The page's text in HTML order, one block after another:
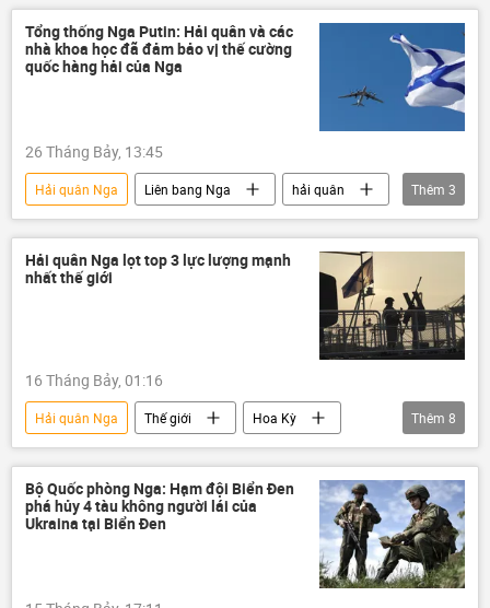
hải quân
St. Petersburg
Vladimir Putin
Tổng thống Nga Putin: Hải quân và các
nhà khoa học đã đảm bảo vị thế cường
quốc hàng hải của Nga
26 Tháng Bảy, 13:45
Hải quân Nga Liên bang Nga
hải quân
Thế giới
lực lượng vũ trang Nga
bảo vệ
Thêm 3
Hải quân Nga lọt top 3 lực lượng mạnh
nhất thế giới
16 Tháng Bảy, 01:16
Hải quân Nga Thế giới
Hoa Kỳ
Trung Quốc
quan hệ quốc tế
lực lượng vũ trang
lực lượng vũ trang Nga
phương tiện truyền thông
NATO
Thêm 8
Bộ Quốc phòng Nga: Hạm đội Biển Đen
phá hủy 4 tàu không người lái của
Ukraina tại Biển Đen